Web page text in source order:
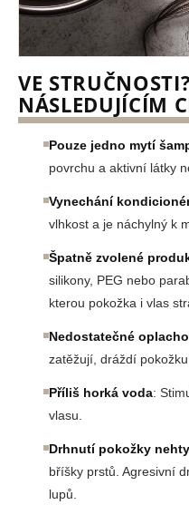
VE
NÁSLEDUJÍCÍM
Pouze jedno mytí
povrchu a aktivní látky
Vynechání
vlhkost a je náchylný k
Špatně zvolené
silikony, PEG nebo
kterou pokožka i vlas
Nedostatečné
zatěžují, dráždí
Příliš horká voda:
vlasu.
Drhnutí pokožky nehty
bříšky prstů. Agresivní
lupů.